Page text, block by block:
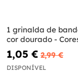
1 grinalda de
cor dourado -
1,05 € 2,99 €
DISPONÍVEL